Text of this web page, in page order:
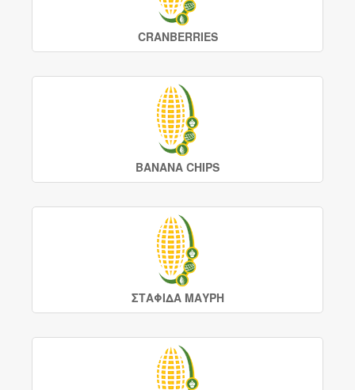
CRANBERRIES
ΒΑΝΑΝΑ CHIPS
ΣΤΑΦΙΔΑ ΜΑΥΡΗ